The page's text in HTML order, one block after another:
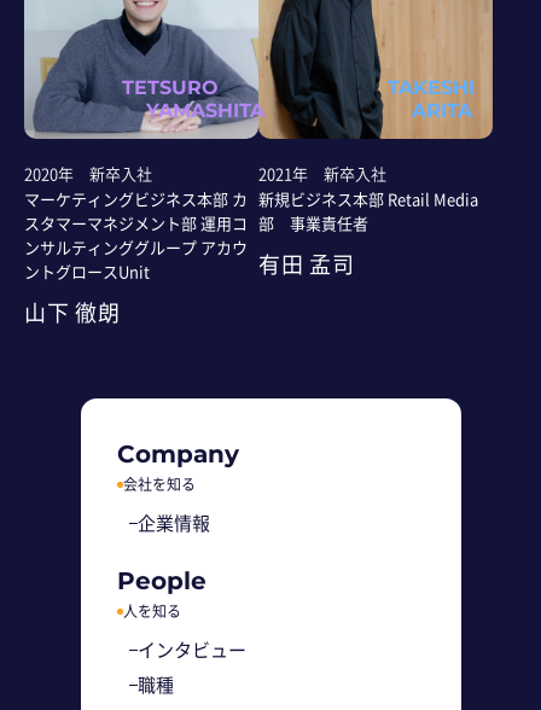
TETSURO
YAMASHITA
2020年 新卒入社
マーケティングビジネス本部 カ
スタマーマネジメント部 運用コ
ンサルティンググループ アカウ
ントグロースUnit
山下 徹朗
TAKESHI
ARITA
2021年 新卒入社
新規ビジネス本部 Retail Media
部 事業責任者
有田 孟司
Company
会社を知る
企業情報
People
人を知る
インタビュー
職種